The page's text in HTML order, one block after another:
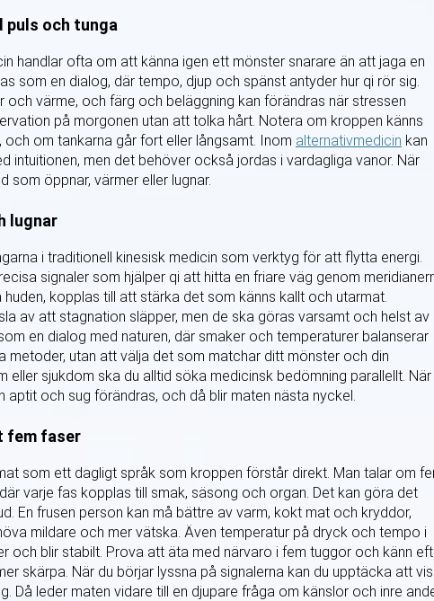
puls och tunga
handlar ofta om att känna igen ett mönster snarare än att jaga en
som en dialog, där tempo, djup och spänst antyder hur qi rör sig.
och värme, och färg och beläggning kan förändras när stressen
på morgonen utan att tolka hårt. Notera om kroppen känns
om tankarna går fort eller långsamt. Inom alternativmedicin kan
intuitionen, men det behöver också jordas i vardagliga vanor. När
som öppnar, värmer eller lugnar.
lugnar
i traditionell kinesisk medicin som verktyg för att flytta energi.
signaler som hjälper qi att hitta en friare väg genom
kopplas till att stärka det som känns kallt och utarmat.
av att stagnation släpper, men de ska göras varsamt och helst av
en dialog med naturen, där smaker och temperaturer balanserar
metoder, utan att välja det som matchar ditt mönster och din
eller sjukdom ska du alltid söka medicinsk bedömning parallellt. När
och sug förändras, och då blir maten nästa nyckel.
fem faser
som ett dagligt språk som kroppen förstår direkt. Man talar om
varje fas kopplas till smak, säsong och organ. Det kan göra det
En frusen person kan må bättre av varm, kokt mat och kryddor,
mildare och mer vätska. Även temperatur på dryck och tempo i
och blir stabilt. Prova att äta med närvaro i fem tuggor och känn
skärpa. När du börjar lyssna på signalerna kan du upptäcka att
Då leder maten vidare till en djupare fråga om känslor och inre